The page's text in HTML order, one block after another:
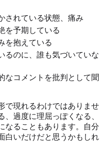
されている状態、痛み
を予期している
を抱えている
るのに、誰も気づいていな
なコメントを批判として聞
で現れるわけではありませ
、過度に理屈っぽくなる、
なることもあります。自分
白いだけだと思うかもしれ